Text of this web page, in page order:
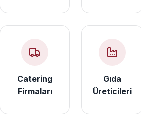
Catering
Firmaları
Gıda
Üreticileri